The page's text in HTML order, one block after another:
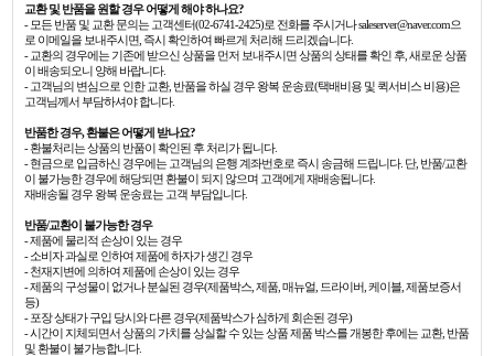
교환 및 반품을 원할 경우 어떻게 해야 하나요?
- 모든 반품 및 교환 문의는 고객센터(02-6741-2425)로 전화를 주시거나 saleserver@naver.com으
로 이메일을 보내주시면, 즉시 확인하여 빠르게 처리해 드리겠습니다.
- 교환의 경우에는 기존에 받으신 상품을 먼저 보내주시면 상품의 상태를 확인 후, 새로운 상품
이 배송되오니 양해 바랍니다.
- 고객님의 변심으로 인한 교환, 반품을 하실 경우 왕복 운송료(택배비용 및 퀵서비스 비용)은
고객님께서 부담하셔야 합니다.
반품한 경우, 환불은 어떻게 받나요?
- 환불처리는 상품의 반품이 확인된 후 처리가 됩니다.
- 현금으로 입금하신 경우에는 고객님의 은행 계좌번호로 즉시 송금해 드립니다. 단, 반품/교환
이 불가능한 경우에 해당되면 환불이 되지 않으며 고객에게 재배송됩니다.
재배송될 경우 왕복 운송료는 고객 부담입니다.
반품/교환이 불가능한 경우
- 제품에 물리적 손상이 있는 경우
- 소비자 과실로 인하여 제품에 하자가 생긴 경우
- 천재지변에 의하여 제품에 손상이 있는 경우
- 제품의 구성물이 없거나 분실된 경우(제품박스, 제품, 매뉴얼, 드라이버, 케이블, 제품보증서
등)
- 포장 상태가 구입 당시와 다른 경우(제품박스가 심하게 회손된 경우)
- 시간이 지체되면서 상품의 가치를 상실할 수 있는 상품 제품 박스를 개봉한 후에는 교환, 반품
및 환불이 불가능합니다.